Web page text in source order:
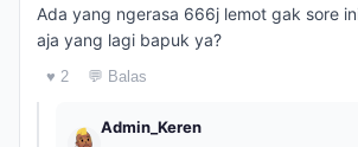
Ada yang ngerasa 666j lemot gak sore
aja yang lagi bapuk ya?
♥ 2 💬 Balas
Admin_Keren